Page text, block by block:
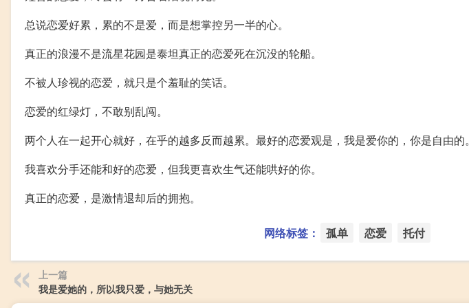
总说恋爱好累，累的不是爱，而是想掌控另一半的心。
真正的浪漫不是流星花园是泰坦真正的恋爱死在沉没的轮船。
不被人珍视的恋爱，就只是个羞耻的笑话。
恋爱的红绿灯，不敢别乱闯。
两个人在一起开心就好，在乎的越多反而越累。最好的恋爱观是，我是爱你的，你是自由的。
我喜欢分手还能和好的恋爱，但我更喜欢生气还能哄好的你。
真正的恋爱，是激情退却后的拥抱。
网络标签： 孤单 恋爱 托付
上一篇
我是爱她的，所以我只爱，与她无关